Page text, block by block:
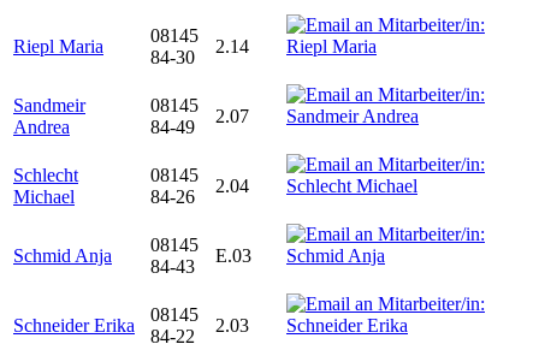
Riepl Maria
08145
84-30
2.14
Sandmeir
Andrea
08145
84-49
2.07
Schlecht
Michael
08145
84-26
2.04
Schmid Anja
08145
84-43
E.03
Schneider Erika
08145
84-22
2.03